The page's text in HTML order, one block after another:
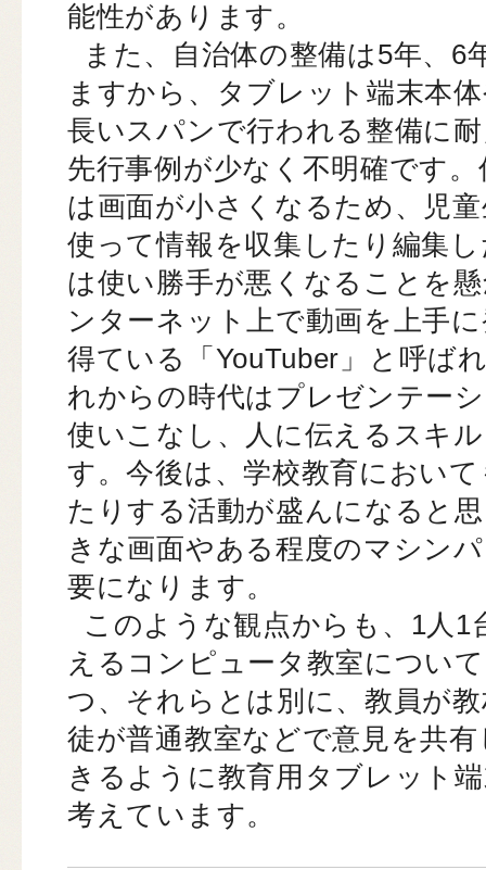
能性があります。
また、自治体の整備は5年、
ますから、タブレット端末本
長いスパンで行われる整備に
先行事例が少なく不明確です
は画面が小さくなるため、児
使って情報を収集したり編集
は使い勝手が悪くなることを
ンターネット上で動画を上手
得ている「YouTuber」と呼ば
れからの時代はプレゼンテー
使いこなし、人に伝えるスキ
す。今後は、学校教育におい
たりする活動が盛んになると
きな画面やある程度のマシン
要になります。
このような観点からも、1人1
えるコンピュータ教室につい
つ、それらとは別に、教員が
徒が普通教室などで意見を共
きるように教育用タブレット
考えています。